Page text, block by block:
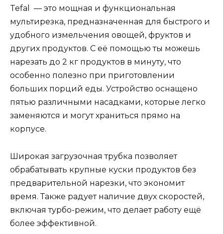
Tefal — это мощная и функциональная
мультирезка, предназначенная для быстрого и
удобного измельчения овощей, фруктов и
других продуктов. С её помощью ты можешь
нарезать до 2 кг продуктов в минуту, что
особенно полезно при приготовлении
больших порций еды. Устройство оснащено
пятью различными насадками, которые легко
заменяются и могут храниться прямо на
корпусе.
Широкая загрузочная трубка позволяет
обрабатывать крупные куски продуктов без
предварительной нарезки, что экономит
время. Также радует наличие двух скоростей,
включая турбо-режим, что делает работу ещё
более эффективной.